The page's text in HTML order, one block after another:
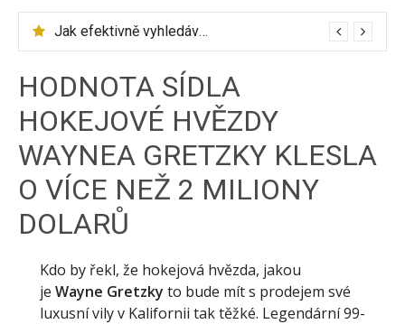
Jak efektivně vyhledávat letenky přes Skyscanner
HODNOTA SÍDLA
HOKEJOVÉ HVĚZDY
WAYNEA GRETZKY KLESLA
O VÍCE NEŽ 2 MILIONY
DOLARŮ
Kdo by řekl, že hokejová hvězda, jakou
je Wayne Gretzky to bude mít s prodejem své
luxusní vily v Kalifornii tak těžké. Legendární 99-